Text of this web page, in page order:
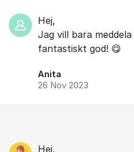
Hej,
Jag vill bara
fantastiskt god! 😋
Anita
26 Nov 2023
Hej,